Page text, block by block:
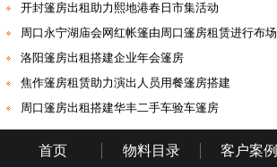
开封篷房出租助力熙地港春日市集活动
周口永宁湖庙会网红帐篷由周口篷房租赁进行布场
洛阳篷房出租搭建企业年会篷房
焦作篷房租赁助力演出人员用餐篷房搭建
周口篷房出租搭建华丰二手车验车篷房
首页 物料目录 客户案例